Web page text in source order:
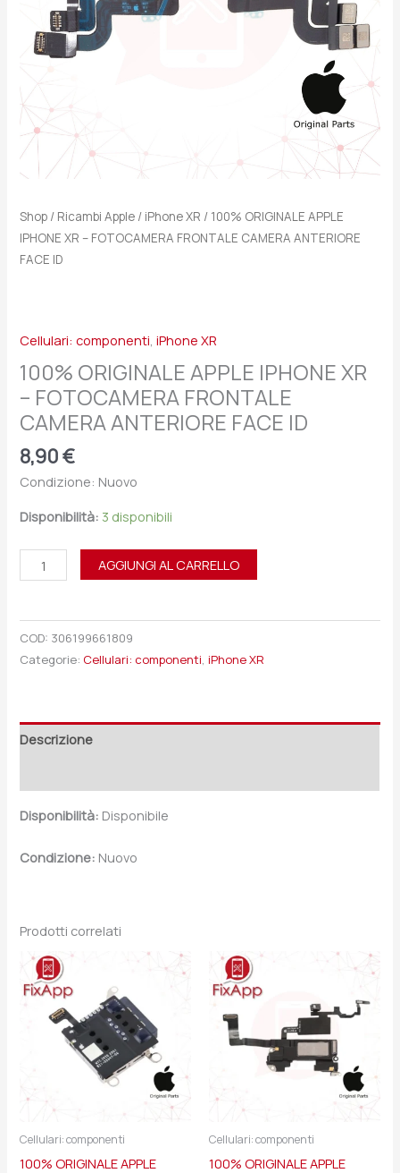
Shop / Ricambi Apple / iPhone XR / 100% ORIGINALE APPLE
IPHONE XR – FOTOCAMERA FRONTALE CAMERA ANTERIORE
FACE ID
Cellulari: componenti,iPhone XR
100% ORIGINALE APPLE IPHONE XR
– FOTOCAMERA FRONTALE
CAMERA ANTERIORE FACE ID
8,90€
Condizione: Nuovo
Disponibilità: 3 disponibili
ANTERIORE
FACE
quantità
AGGIUNGI AL CARRELLO
COD: 306199661809
Categorie: Cellulari: componenti,iPhone XR
Descrizione
Disponibilità: Disponibile
Condizione: Nuovo
Prodotti correlati
Cellulari: componenti
100% ORIGINALE APPLE
Cellulari: componenti
100% ORIGINALE APPLE